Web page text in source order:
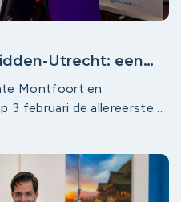
Utrecht: een
Montfoort en
3 februari de allereerste
en Woerden Werkt was
roos.